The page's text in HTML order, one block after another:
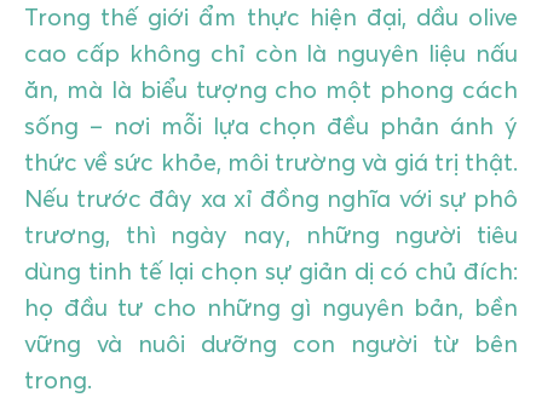
Trong thế giới ẩm thực hiện đại, dầu olive
cao cấp không chỉ còn là nguyên liệu nấu
ăn, mà là biểu tượng cho một phong cách
sống – nơi mỗi lựa chọn đều phản ánh ý
thức về sức khỏe, môi trường và giá trị thật.
Nếu trước đây xa xỉ đồng nghĩa với sự phô
trương, thì ngày nay, những người tiêu
dùng tinh tế lại chọn sự giản dị có chủ đích:
họ đầu tư cho những gì nguyên bản, bền
vững và nuôi dưỡng con người từ bên
trong.